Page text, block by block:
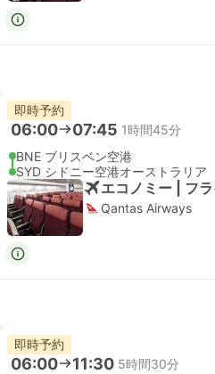
即時予約
06:00 07:45 1時間45分
BNE ブリスベン空港
SYD シドニー空港オーストラリア
エコノミー | フ
Qantas Airways
即時予約
06:00 11:30 5時間30分